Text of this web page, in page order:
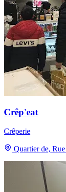
Crêp'eat
Crêperie
Quartier de,